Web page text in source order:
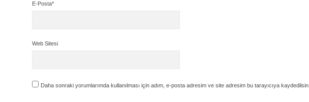
E-Posta*
Web Sitesi
Daha sonraki yorumlarımda kullanılması için adım, e-posta adresim ve site adresim bu tarayıcıya kaydedilsin.